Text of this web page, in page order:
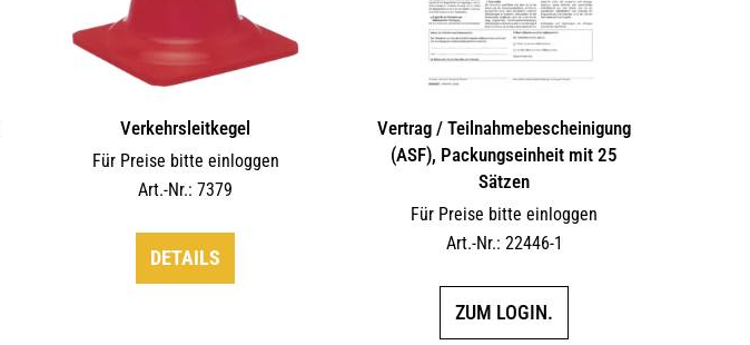
Verkehrsleitkegel
Für Preise bitte einloggen
Art.-Nr.: 7379
DETAILS
Vertrag / Teilnahme­bescheinigung
(ASF), Packungseinheit mit 25
Sätzen
Für Preise bitte einloggen
Art.-Nr.: 22446-1
ZUM LOGIN.